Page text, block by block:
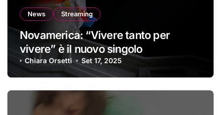
News Streaming
Novamerica: “Vivere tanto per
vivere” è il nuovo singolo
Chiara Orsetti Set 17, 2025